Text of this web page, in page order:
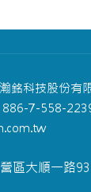
科技股份有
886-7-558-
區大順一路